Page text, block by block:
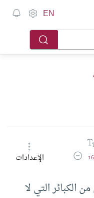
EN
الخط 16 تقليل حجم الخطالإعدادات
الكبائر التي لا